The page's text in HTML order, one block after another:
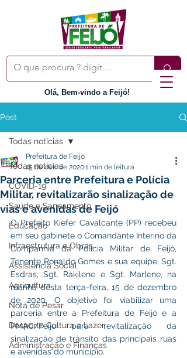
Olá, Bem-vindo a Feijó!
Post
Todas notícias
COVID-19
Saúde e Saneamento
Educação
Infraestrutura e Obras
Assistência Social
Agricultura
Nota de Pesar
Desporto Cultura e Lazer
Administração e Finanças
Todas notícias
Parceria entre Prefeitura e Polícia
Militar, revitalizarão sinalização de
vias e avenidas de Feijó
Prefeitura de Feijó
15 de dez. de 20201 min de leitura
O Prefeito Kiefer Cavalcante (PP) recebeu
em seu gabinete o Comandante Interino da
Companhia da Polícia Militar de Feijó,
Tenente Ronaldo Gomes e sua equipe, Sgt.
Esdras, Sgt. Rakilene e Sgt. Marlene, na
manhã desta terça-feira, 15 de dezembro
de 2020. O objetivo foi viabilizar uma
parceria entre a Prefeitura de Feijó e a
PMAC/Feijó para revitalização da
sinalização de trânsito das principais ruas
e avenidas do município.